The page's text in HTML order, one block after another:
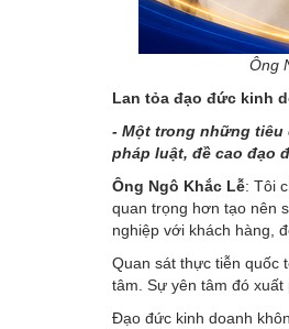
Ông
Lan tỏa đạo đức kinh
- Một trong những tiêu
pháp luật, đề cao đạo
Ông Ngô Khắc Lễ: Tôi
quan trọng hơn tạo nên
nghiệp với khách hàng,
Quan sát thực tiễn quốc
tâm. Sự yên tâm đó
Đạo đức kinh doanh